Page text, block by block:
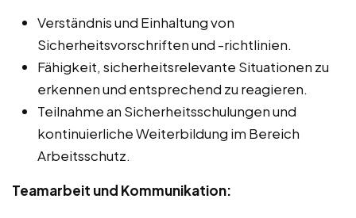
Verständnis und Einhaltung von
Sicherheitsvorschriften und -richtlinien.
Fähigkeit, sicherheitsrelevante Situationen zu
erkennen und entsprechend zu reagieren.
Teilnahme an Sicherheitsschulungen und
kontinuierliche Weiterbildung im Bereich
Arbeitsschutz.
Teamarbeit und Kommunikation: